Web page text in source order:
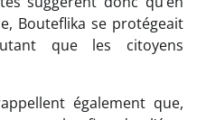
Bouteflika se protégeait
que les citoyens
également que,